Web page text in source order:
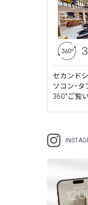
セカンド
ソコン・
360°ご覧